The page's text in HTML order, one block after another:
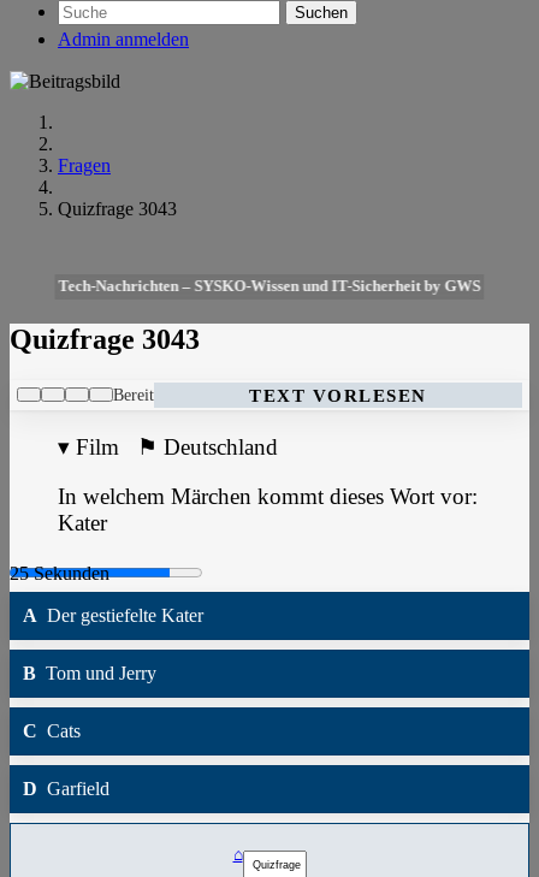
Suchen
Admin anmelden
Fragen
Quizfrage 3043
Tech-Nachrichten – SYSKO-Wissen und IT-Sicherheit by GWS
Quizfrage 3043
Bereit TEXT VORLESEN
▾ Film ⚑ Deutschland
In welchem Märchen kommt dieses Wort vor:
Kater
A Der gestiefelte Kater
B Tom und Jerry
C Cats
D Garfield
⌂